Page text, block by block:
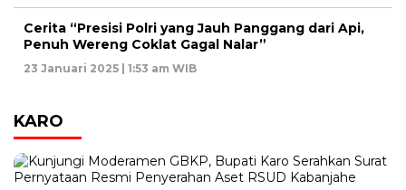
Cerita “Presisi Polri yang Jauh Panggang dari Api,
Penuh Wereng Coklat Gagal Nalar”
23 Januari 2025 | 1:53 am WIB
KARO